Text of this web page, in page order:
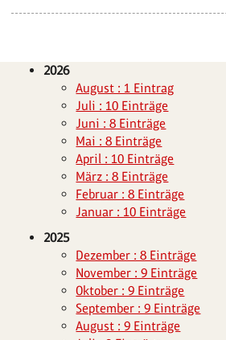
2026
August : 1 Eintrag
Juli : 10 Einträge
Juni : 8 Einträge
Mai : 8 Einträge
April : 10 Einträge
März : 8 Einträge
Februar : 8 Einträge
Januar : 10 Einträge
2025
Dezember : 8 Einträge
November : 9 Einträge
Oktober : 9 Einträge
September : 9 Einträge
August : 9 Einträge